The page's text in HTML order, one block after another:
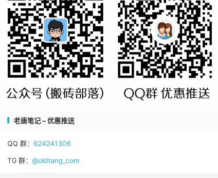
老唐笔记 – 优惠推送
QQ 群： 624241306
TG 群： @oldtang_com